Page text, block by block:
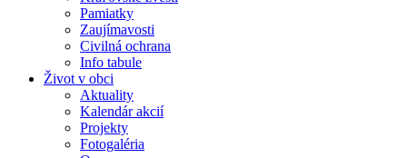
Pamiatky
Zaujímavosti
Civilná ochrana
Info tabule
Život v obci
Aktuality
Kalendár akcií
Projekty
Fotogaléria